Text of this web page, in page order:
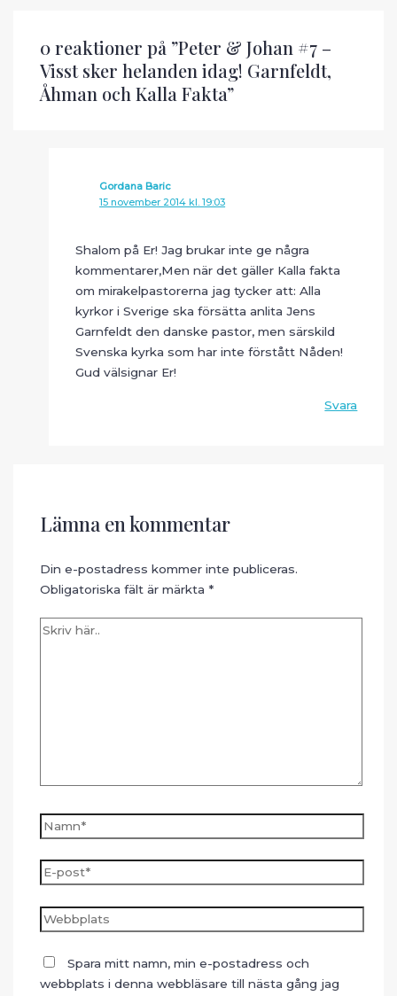
0 reaktioner på ”Peter & Johan #7 –
Visst sker helanden idag! Garnfeldt,
Åhman och Kalla Fakta”
Gordana Baric
15 november 2014 kl. 19:03
Shalom på Er! Jag brukar inte ge några
kommentarer,Men när det gäller Kalla fakta
om mirakelpastorerna jag tycker att: Alla
kyrkor i Sverige ska försätta anlita Jens
Garnfeldt den danske pastor, men särskild
Svenska kyrka som har inte förstått Nåden!
Gud välsignar Er!
Svara
Lämna en kommentar
Din e-postadress kommer inte publiceras.
Obligatoriska fält är märkta *
Skriv
Namn*
E-
post*
Webbplats
Spara mitt namn, min e-postadress och
webbplats i denna webbläsare till nästa gång jag